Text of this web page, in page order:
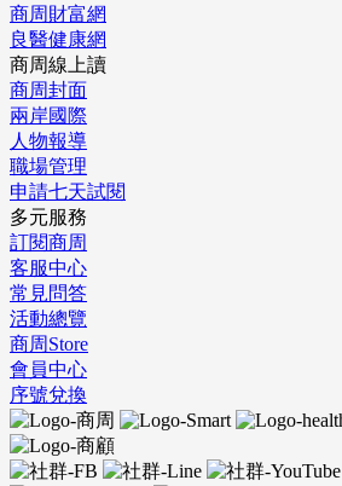
商周財富網
良醫健康網
商周線上讀
商周封面
兩岸國際
人物報導
職場管理
申請七天試閱
多元服務
訂閱商周
客服中心
常見問答
活動總覽
商周Store
會員中心
序號兌換